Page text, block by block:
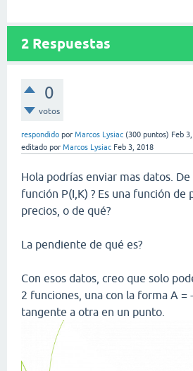
2 Respuestas
0
votos
respondido por Marcos Lysiac (300 puntos) Feb
editado por Marcos Lysiac Feb 3, 2018
Hola podrías enviar mas datos.
función P(I,K) ? Es una función de
precios, o de qué?
La pendiente de qué es?
Con esos datos, creo que solo
2 funciones, una con la forma A =
tangente a otra en un punto.